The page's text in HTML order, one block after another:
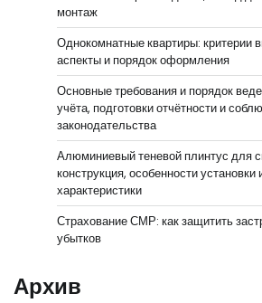
монтаж
Однокомнатные квартиры: критерии
аспекты и порядок оформления
Основные требования и порядок
учёта, подготовки отчётности и
законодательства
Алюминиевый теневой плинтус для
конструкция, особенности установки
характеристики
Страхование СМР: как защитить
убытков
Архив